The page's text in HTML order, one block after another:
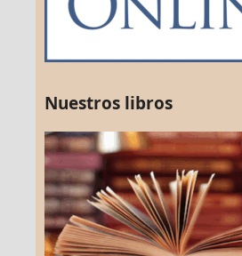
Nuestros libros